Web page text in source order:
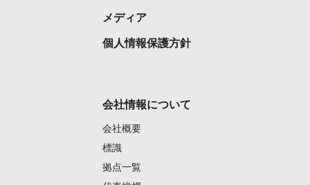
メディア
個人情報保護方針
会社情報について
会社概要
標識
拠点一覧